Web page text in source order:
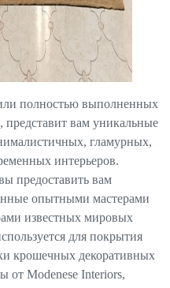
полностью выполненных
представит вам уникальные
гламурных,
интерьеров.
предоставить вам
опытными мастерами
известных мировых
для покрытия
крошечных декоративных
от Modenese Interiors,